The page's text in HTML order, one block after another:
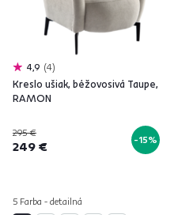
4,9 4
Kreslo ušiak, béžovosivá Taupe,
RAMON
295 €
249 € -15%
5 Farba - detailná